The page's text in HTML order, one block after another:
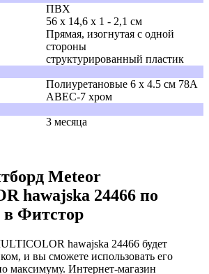
ПВХ
56 x 14,6 x 1 - 2,1 см
Прямая, изогнутая с одной
стороны
структурированный пластик
Полиуретановые 6 x 4.5 см 78А
ABEC-7 хром
3 месяца
Meteor
hawajska 24466 по
Фитстор
hawajska 24466 будет
и вы сможете использовать его
максимуму. Интернет-магазин